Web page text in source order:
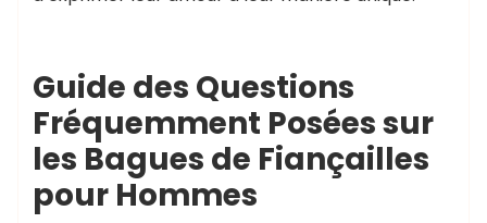
Guide des Questions
Fréquemment Posées sur
les Bagues de Fiançailles
pour Hommes